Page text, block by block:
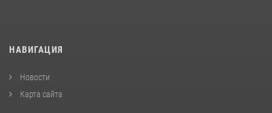
НАВИГАЦИЯ
Новости
Карта сайта